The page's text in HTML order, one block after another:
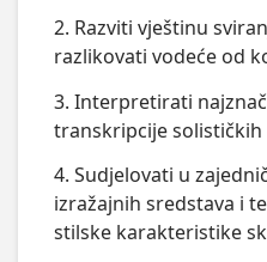
2. Razviti vještinu
razlikovati vodeće od
3. Interpretirati
transkripcije solističkih
4. Sudjelovati u
izražajnih sredstava i
stilske karakteristike